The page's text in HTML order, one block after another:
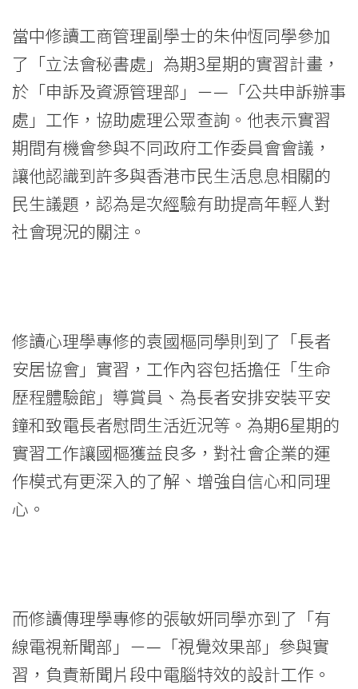
當中修讀工商管理副學士的朱仲恆同學參加
了「立法會秘書處」為期3星期的實習計畫，
於「申訴及資源管理部」－—「公共申訴辦事
處」工作，協助處理公眾查詢。他表示實習
期間有機會參與不同政府工作委員會會議，
讓他認識到許多與香港市民生活息息相關的
民生議題，認為是次經驗有助提高年輕人對
社會現況的關注。
修讀心理學專修的袁國樞同學則到了「長者
安居協會」實習，工作內容包括擔任「生命
歷程體驗館」導賞員、為長者安排安裝平安
鐘和致電長者慰問生活近況等。為期6星期的
實習工作讓國樞獲益良多，對社會企業的運
作模式有更深入的了解、增強自信心和同理
心。
而修讀傳理學專修的張敏妍同學亦到了「有
線電視新聞部」－—「視覺效果部」參與實
習，負責新聞片段中電腦特效的設計工作。